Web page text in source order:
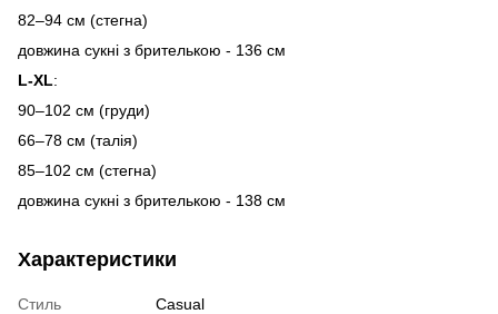
82–94 см (стегна)
довжина сукні з брителькою - 136 см
L-XL:
90–102 см (груди)
66–78 см (талія)
85–102 см (стегна)
довжина сукні з брителькою - 138 см
Характеристики
Стиль
Casual